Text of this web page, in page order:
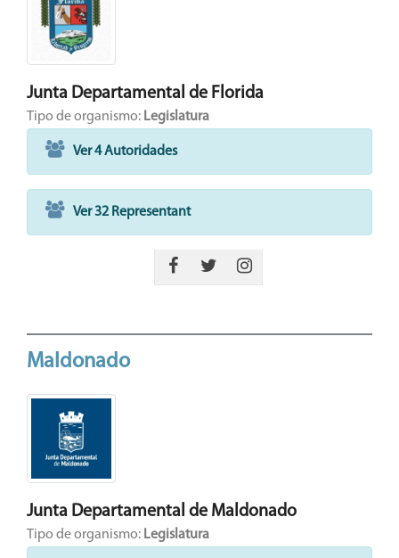
Junta Departamental de Florida
Tipo de organismo: Legislatura
Ver 4 Autoridades
Ver 32 Representant
Maldonado
Junta Departamental de Maldonado
Tipo de organismo: Legislatura